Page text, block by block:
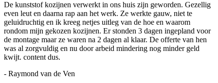
De kunststof kozijnen verwerkt in ons huis zijn geworden. Gezellig
even leut en daarna rap aan het werk. Ze werkte gauw, niet te
geluidruchtig en ik kreeg netjes uitleg van de hoe en waarom
rondom mijn gekozen kozijnen. Er stonden 3 dagen ingepland voor
de montage maar ze waren na 2 dagen al klaar. De offerte van hen
was al zorgvuldig en nu door arbeid mindering nog minder geld
kwijt. content dus.
- Raymond van de Ven